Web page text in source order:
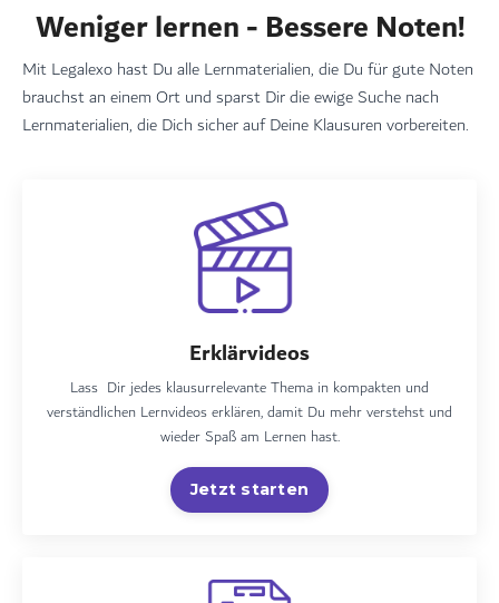
Weniger lernen - Bessere Noten!
Mit Legalexo hast Du alle Lernmaterialien, die Du für gute Noten
brauchst an einem Ort und sparst Dir die ewige Suche nach
Lernmaterialien, die Dich sicher auf Deine Klausuren vorbereiten.
Erklärvideos
Lass Dir jedes klausurrelevante Thema in kompakten und
verständlichen Lernvideos erklären, damit Du mehr verstehst und
wieder Spaß am Lernen hast.
Jetzt starten